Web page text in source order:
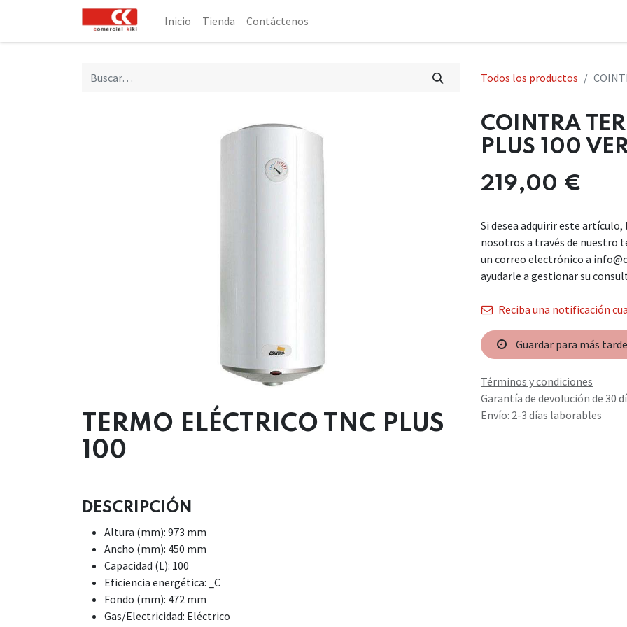
Inicio Tienda Contáctenos
Todos los productos
TERMO ELÉCTRICO TNC PLUS
100
DESCRIPCIÓN
Altura (mm): 973 mm
Ancho (mm): 450 mm
Capacidad (L): 100
Eficiencia energética: _C
Fondo (mm): 472 mm
Gas/Electricidad: Eléctrico
COINTRA
PLUS 100
219,00 €
Si desea adquirir este
nosotros a través de nuestro
un correo electrónico a
ayudarle a gestionar su
Reciba una notificación
Guardar para más tarde
Términos y condiciones
Garantía de devolución de 30
Envío: 2-3 días laborables